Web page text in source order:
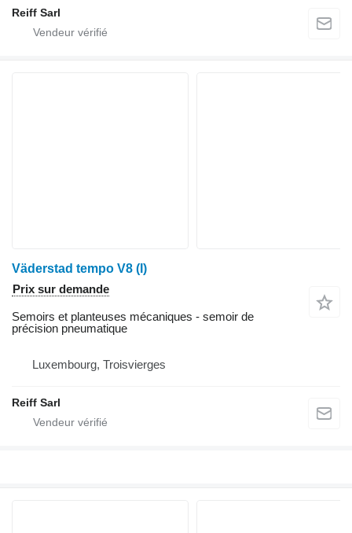
Reiff Sarl
Väderstad tempo V8 (I)
Prix sur demande
Semoirs et planteuses mécaniques - semoir de
précision pneumatique
Luxembourg, Troisvierges
Reiff Sarl